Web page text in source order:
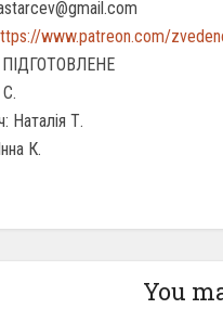
www.patreon.com/
Наталія Т.
К.
You